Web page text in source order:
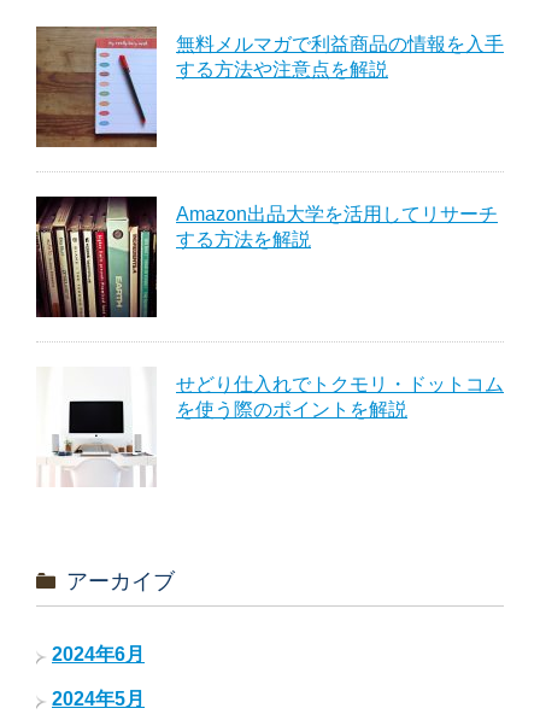
無料メルマガで利益商品の情報を入手
する方法や注意点を解説
Amazon出品大学を活用してリサーチ
する方法を解説
せどり仕入れでトクモリ・ドットコム
を使う際のポイントを解説
アーカイブ
2024年6月
2024年5月